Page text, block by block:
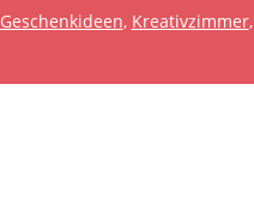
Geschenkideen, Kreativzimmer,